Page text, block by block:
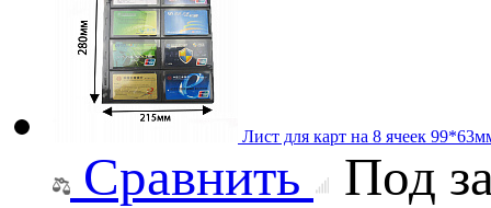
Лист для карт на 8 ячеек
Сравнить Под